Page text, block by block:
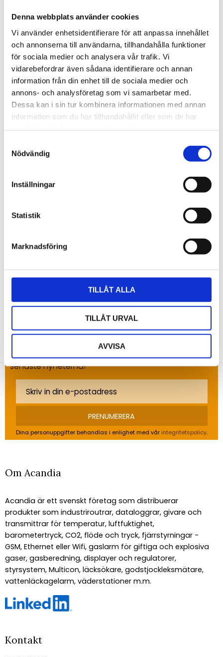
Denna webbplats använder cookies
Vi använder enhetsidentifierare för att anpassa innehållet
och annonserna till användarna, tillhandahålla funktioner
för sociala medier och analysera vår trafik. Vi
vidarebefordrar även sådana identifierare och annan
information från din enhet till de sociala medier och
annons- och analysföretag som vi samarbetar med.
Dessa kan i sin tur kombinera informationen med annan
information som du har tillhandahållit eller som de har
Nödvändig
Inställningar
Statistik
Marknadsföring
TILLÅT ALLA
TILLÅT URVAL
AVVISA
och/eller styrning av klimat i t.ex. industrilokaler, lager, kyl
och frysrum eller utomhus.
Utöver analog utgång har transmittern två
reläutgångar för styrning eller larm/status samt RS485
för kommunikation med överordnat system.
STÄLL EN FRÅGA OM PRODUKTEN
Bli den första att lämna ett omdöme.
NYHETSBREV
Anmäl dig till vårt nyhetsbrev och ta del av de
senaste nyheterna!
PRENUMERERA
Dina personuppgifter behandlas i enlighet med vår integritetspolicy.
Om Acandia
Acandia är ett svenskt företag som distribuerar
produkter som industriroutrar, dataloggrar, givare och
transmittrar för temperatur, luftfuktighet,
barometertryck, CO2, flöde och tryck, fjärrstyrningar -
GSM, Ethernet eller Wifi, gaslarm för giftiga och explosiva
gaser, gasberedning, displayer och regulatorer,
styrsystem, Multicon, läcksökare, godstjockleksmätare,
vattenläckagelarm, väderstationer m.m.
Kontakt